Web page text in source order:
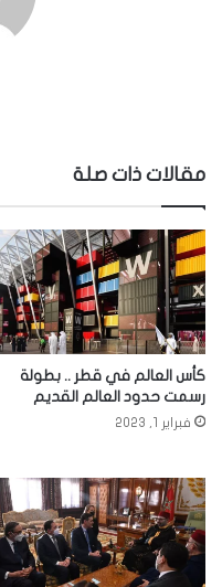
مقالات ذات صلة
كأس العالم في قطر .. بطولة
رسمت حدود العالم القديم
فبراير 1, 2023